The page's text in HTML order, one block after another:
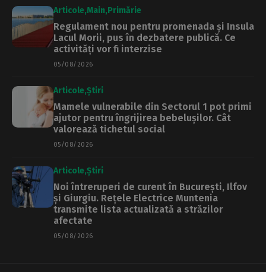
Articole Main Primărie
Regulament nou pentru promenada și Insula
Lacul Morii, pus în dezbatere publică. Ce
activități vor fi interzise
05/08/2026
Articole Știri
Mamele vulnerabile din Sectorul 1 pot primi
ajutor pentru îngrijirea bebelușilor. Cât
valorează tichetul social
05/08/2026
Articole Știri
Noi întreruperi de curent în București, Ilfov
și Giurgiu. Rețele Electrice Muntenia
transmite lista actualizată a străzilor
afectate
05/08/2026